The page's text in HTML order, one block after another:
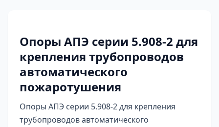
Опоры АПЭ серии 5.908-2 для
крепления трубопроводов
автоматического
пожаротушения
Опоры АПЭ серии 5.908-2 для крепления
трубопроводов автоматического